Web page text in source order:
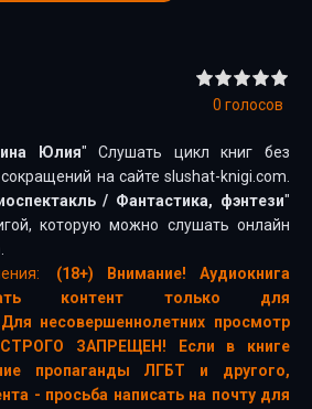
0 голосов
Юлия" Слушать цикл книг без
на сайте slushat-knigi.com.
/ Фантастика, фэнтези"
которую можно слушать онлайн
(18+) Внимание! Аудиокнига
контент только для
несовершеннолетних просмотр
СТРОГО ЗАПРЕЩЕН! Если в книге
пропаганды ЛГБТ и другого,
- просьба написать на почту для